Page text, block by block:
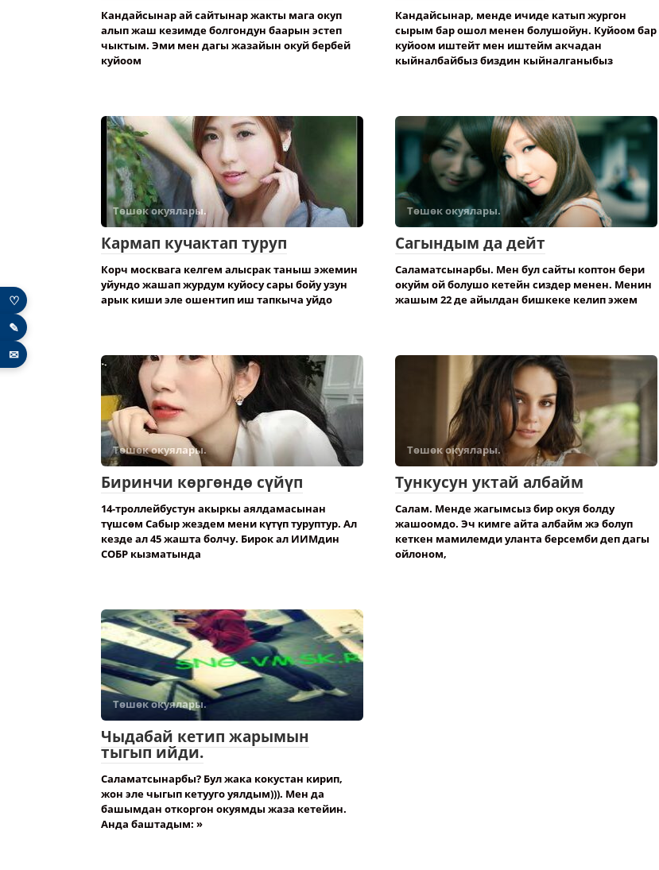
Кандайсынар ай сайтынар жакты мага окуп
алып жаш кезимде болгондун баарын эстеп
чыктым. Эми мен дагы жазайын окуй бербей
куйоом
Кандайсынар, менде ичиде катып жургон
сырым бар ошол менен болушойун. Куйоом бар
куйоом иштейт мен иштейм акчадан
кыйналбайбыз биздин кыйналганыбыз
Төшөк окуялары.
Кармап кучактап туруп
Корч москвага келгем алысрак таныш эжемин
уйундо жашап журдум куйосу сары бойу узун
арык киши эле ошентип иш тапкыча уйдо
Төшөк окуялары.
Сагындым да дейт
Саламатсынарбы. Мен бул сайты коптон бери
окуйм ой болушо кетейн сиздер менен. Менин
жашым 22 де айылдан бишкеке келип эжем
Төшөк окуялары.
Биринчи көргөндө сүйүп
14-троллейбустун акыркы аялдамасынан
түшсөм Сабыр жездем мени күтүп туруптур. Ал
кезде ал 45 жашта болчу. Бирок ал ИИМдин
СОБР кызматында
Төшөк окуялары.
Тункусун уктай албайм
Салам. Менде жагымсыз бир окуя болду
жашоомдо. Эч кимге айта албайм жэ болуп
кеткен мамилемди уланта берсемби деп дагы
ойлоном,
Төшөк окуялары.
Чыдабай кетип жарымын
тыгып ийди.
Саламатсынарбы? Бул жака кокустан кирип,
жон эле чыгып кетууго уялдым))). Мен да
башымдан откоргон окуямды жаза кетейин.
Анда баштадым: »
♡
✎
✉